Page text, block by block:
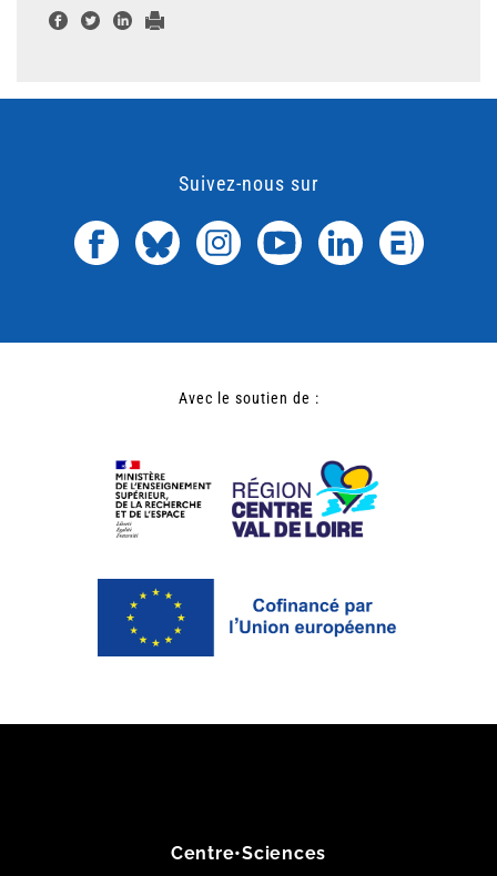
Suivez-nous sur
Avec le soutien de :
Centre•Sciences